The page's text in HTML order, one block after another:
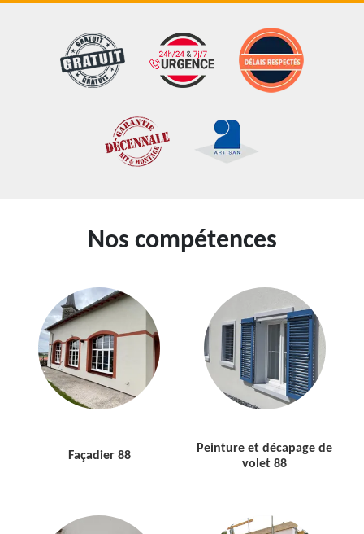
Nos compétences
Façadier 88
Peinture et décapage de
volet 88